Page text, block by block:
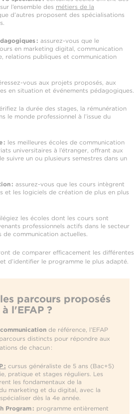
l’ensemble des métiers de la
d’autres proposent des spécialisations
: assurez-vous que le
en marketing digital, communication
relations publiques et communication
vous aux projets proposés, aux
en situation et événements pédagogiques.
la durée des stages, la rémunération
le monde professionnel à l’issue du
: les meilleures écoles de communication
universitaires à l’étranger, offrant aux
suivre un ou plusieurs semestres dans un
: assurez-vous que les cours intègrent
et les logiciels de création de plus en plus
les écoles dont les cours sont
professionnels actifs dans le secteur
communication actuelles.
de comparer efficacement les différentes
et d’identifier le programme le plus adapté.
parcours proposés
à l'EFAP ?
de référence, l’EFAP
distincts pour répondre aux
de chacun :
: cursus généraliste de 5 ans (Bac+5)
pratique et stages réguliers. Les
les fondamentaux de la
marketing et du digital, avec la
dès la 4e année.
Program : programme entièrement